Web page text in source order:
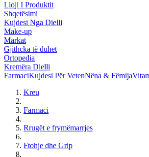
Lloji I Produktit
Shqetësimi
Kujdesi Nga Dielli
Make-up
Markat
Gjithcka të duhet
Ortopedia
Kremëra Dielli
FarmaciKujdesi Për VetenNëna & Fëmija
Kreu
Farmaci
Rrugët e frymëmarrjes
Ftohje dhe Grip